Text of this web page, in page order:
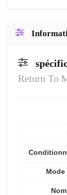
Return To
Mode